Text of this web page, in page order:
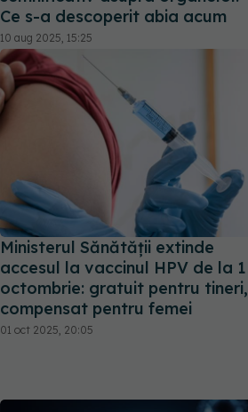
Ce s-a descoperit abia acum
10 aug 2025, 15:25
Ministerul Sănătății extinde
accesul la vaccinul HPV de la 1
octombrie: gratuit pentru tineri,
compensat pentru femei
01 oct 2025, 20:05